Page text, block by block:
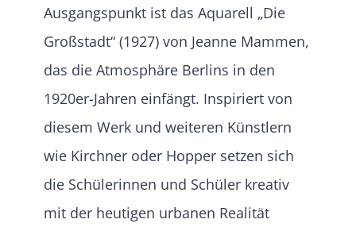
Ausgangspunkt ist das Aquarell „Die
Großstadt“ (1927) von Jeanne Mammen,
das die Atmosphäre Berlins in den
1920er-Jahren einfängt. Inspiriert von
diesem Werk und weiteren Künstlern
wie Kirchner oder Hopper setzen sich
die Schülerinnen und Schüler kreativ
mit der heutigen urbanen Realität